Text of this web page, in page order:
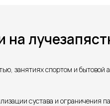
занятиях спортом и
сустава и ограничения